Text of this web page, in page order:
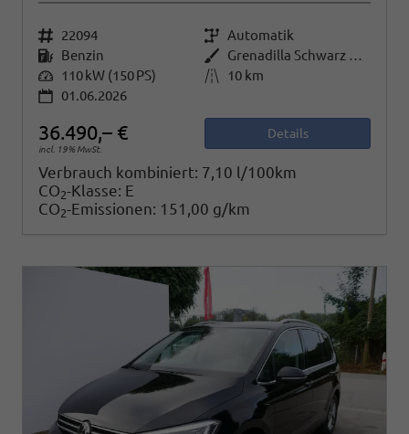
Fahrzeugnr. 22094 Getriebe Automatik
Kraftstoff Benzin Außenfarbe
Grenadilla Schwarz Metallic
Leistung 110 kW (150 PS) Kilometerstand
10 km
01.06.2026
36.490,– €
incl. 19% MwSt.
Details
Verbrauch kombiniert: 7,10 l/100km
CO2-Klasse: E
CO2-Emissionen: 151,00 g/km